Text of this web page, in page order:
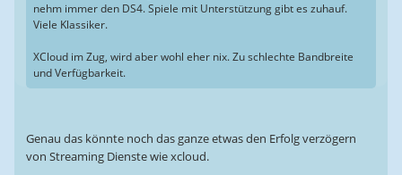
nehm immer den DS4. Spiele mit Unterstützung gibt es zuhauf.
Viele Klassiker.
XCloud im Zug, wird aber wohl eher nix. Zu schlechte Bandbreite
und Verfügbarkeit.
Genau das könnte noch das ganze etwas den Erfolg verzögern
von Streaming Dienste wie xcloud.